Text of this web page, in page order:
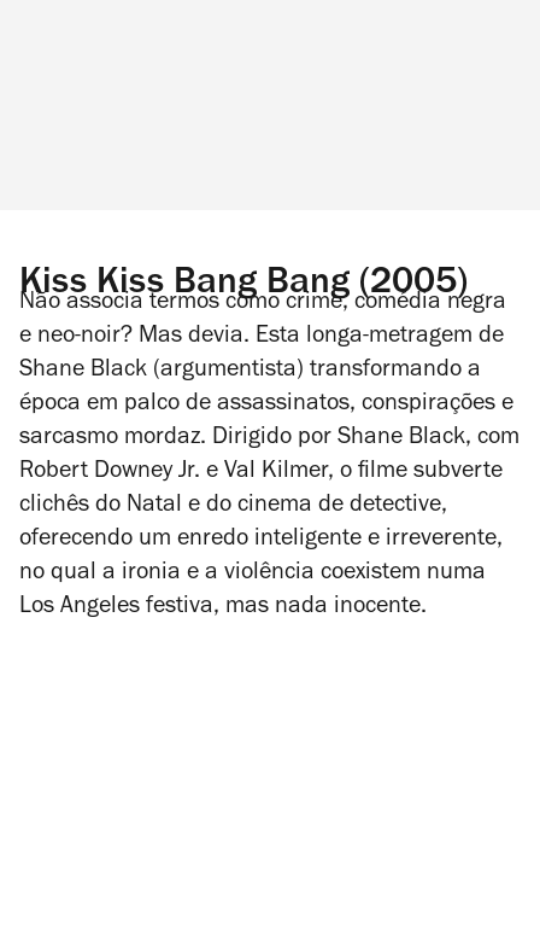
Kiss Kiss Bang Bang (2005)
Não associa termos como crime, comédia negra
e neo-noir? Mas devia. Esta longa-metragem de
Shane Black (argumentista) transformando a
época em palco de assassinatos, conspirações e
sarcasmo mordaz. Dirigido por Shane Black, com
Robert Downey Jr. e Val Kilmer, o filme subverte
clichês do Natal e do cinema de detective,
oferecendo um enredo inteligente e irreverente,
no qual a ironia e a violência coexistem numa
Los Angeles festiva, mas nada inocente.